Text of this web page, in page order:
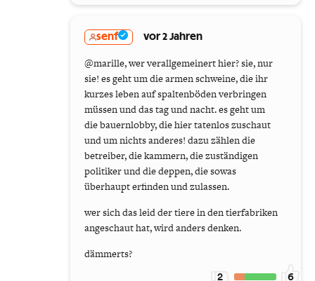
senf vor 2 Jahren
@marille, wer verallgemeinert hier? sie, nur
sie! es geht um die armen schweine, die ihr
kurzes leben auf spaltenböden verbringen
müssen und das tag und nacht. es geht um
die bauernlobby, die hier tatenlos zuschaut
und um nichts anderes! dazu zählen die
betreiber, die kammern, die zuständigen
politiker und die deppen, die sowas
überhaupt erfinden und zulassen.
wer sich das leid der tiere in den tierfabriken
angeschaut hat, wird anders denken.
dämmerts?
2 6